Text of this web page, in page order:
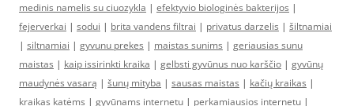
medinis namelis su ciuozykla | efektyvio biologinės bakterijos |
fejerverkai | sodui | brita vandens filtrai | privatus darzelis | šiltnamiai
| siltnamiai | gyvunu prekes | maistas sunims | geriausias sunu
maistas | kaip issirinkti kraika | gelbsti gyvūnus nuo karščio | gyvūnų
maudynės vasarą | šunų mityba | sausas maistas | kačių kraikas |
kraikas katėms | gyvūnams internetu | perkamiausios internetu |